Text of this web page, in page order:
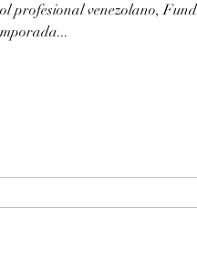
profesional venezolano,